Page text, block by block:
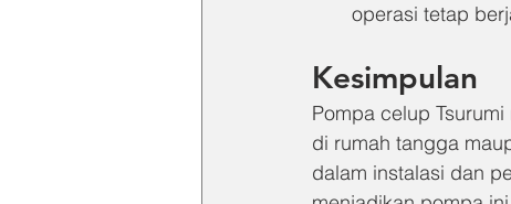
operasi tetap
Kesimpulan
Pompa celup
di rumah tangga
dalam instalasi dan